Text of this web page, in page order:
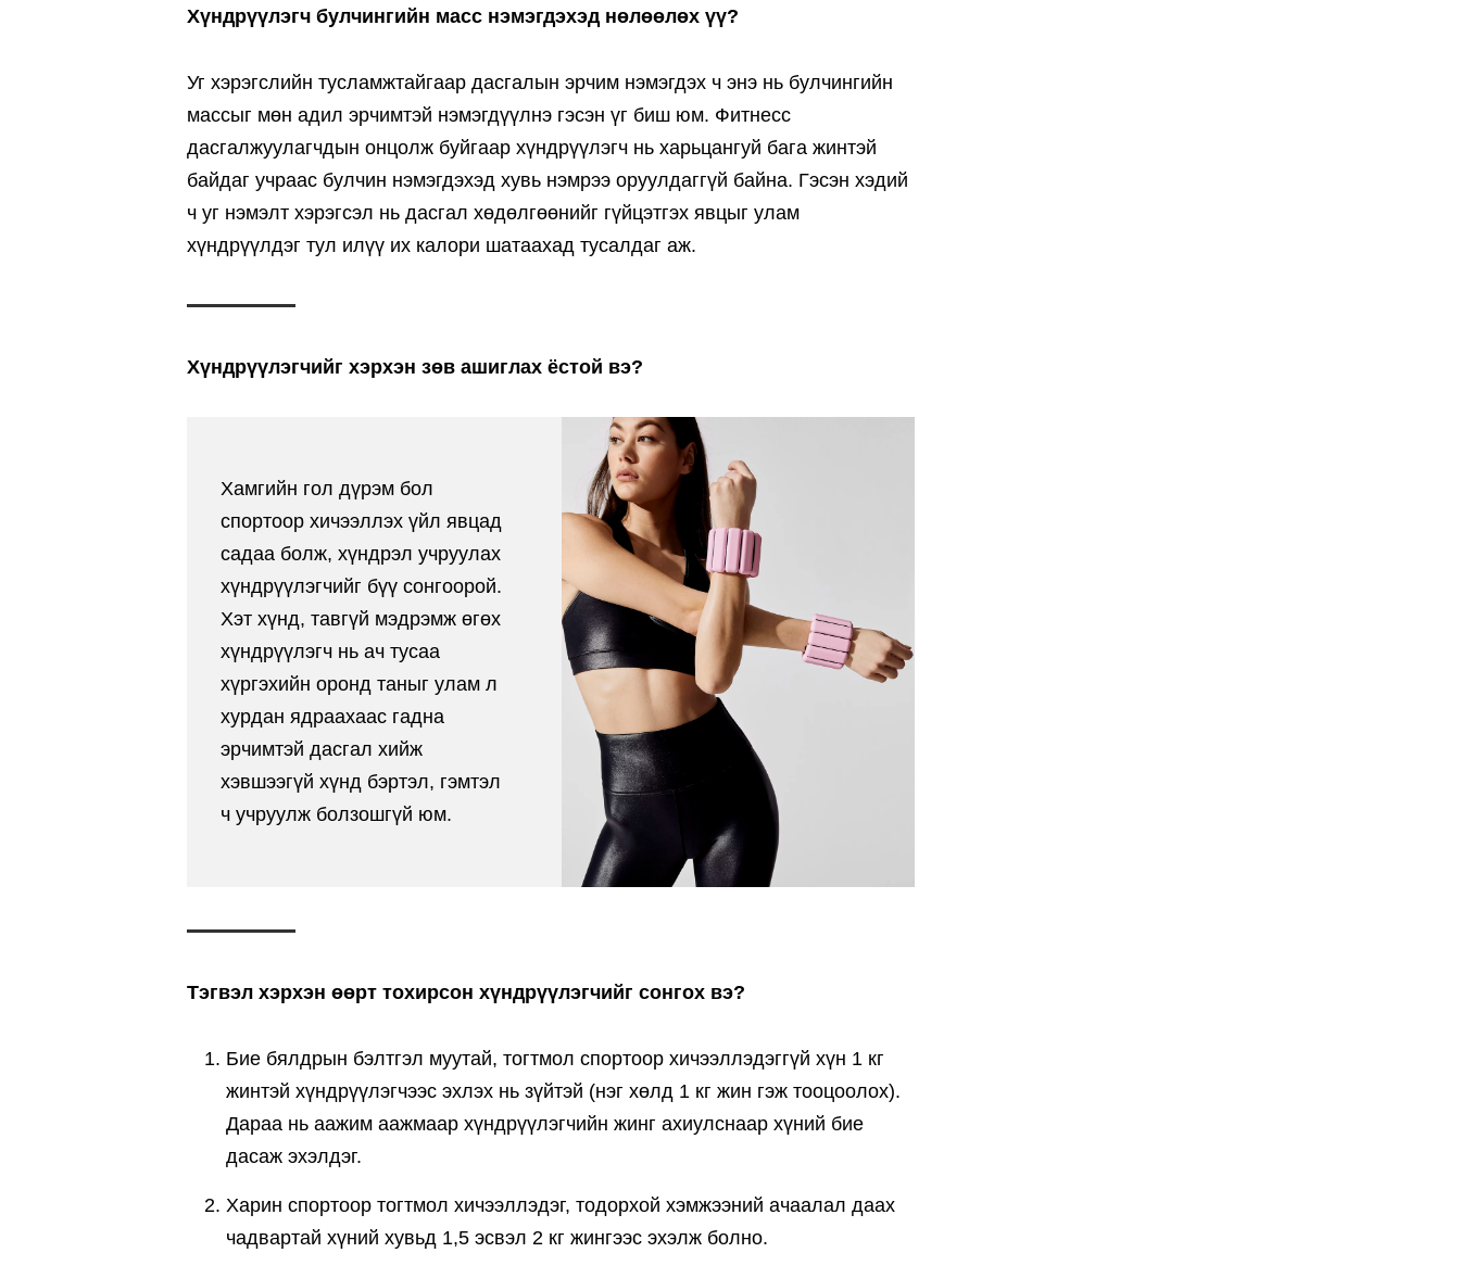
Хүндрүүлэгч булчингийн масс нэмэгдэхэд нөлөөлөх үү?
Уг хэрэгслийн тусламжтайгаар дасгалын эрчим нэмэгдэх ч энэ нь булчингийн
массыг мөн адил эрчимтэй нэмэгдүүлнэ гэсэн үг биш юм. Фитнесс
дасгалжуулагчдын онцолж буйгаар хүндрүүлэгч нь харьцангуй бага жинтэй
байдаг учраас булчин нэмэгдэхэд хувь нэмрээ оруулдаггүй байна. Гэсэн хэдий
ч уг нэмэлт хэрэгсэл нь дасгал хөдөлгөөнийг гүйцэтгэх явцыг улам
хүндрүүлдэг тул илүү их калори шатаахад тусалдаг аж.
Хүндрүүлэгчийг хэрхэн зөв ашиглах ёстой вэ?
Хамгийн гол дүрэм бол
спортоор хичээллэх үйл явцад
садаа болж, хүндрэл учруулах
хүндрүүлэгчийг бүү сонгоорой.
Хэт хүнд, тавгүй мэдрэмж өгөх
хүндрүүлэгч нь ач тусаа
хүргэхийн оронд таныг улам л
хурдан ядраахаас гадна
эрчимтэй дасгал хийж
хэвшээгүй хүнд бэртэл, гэмтэл
ч учруулж болзошгүй юм.
Тэгвэл хэрхэн өөрт тохирсон хүндрүүлэгчийг сонгох вэ?
Бие бялдрын бэлтгэл муутай, тогтмол спортоор хичээллэдэггүй хүн 1 кг
жинтэй хүндрүүлэгчээс эхлэх нь зүйтэй (нэг хөлд 1 кг жин гэж тооцоолох).
Дараа нь аажим аажмаар хүндрүүлэгчийн жинг ахиулснаар хүний бие
дасаж эхэлдэг.
Харин спортоор тогтмол хичээллэдэг, тодорхой хэмжээний ачаалал даах
чадвартай хүний хувьд 1,5 эсвэл 2 кг жингээс эхэлж болно.